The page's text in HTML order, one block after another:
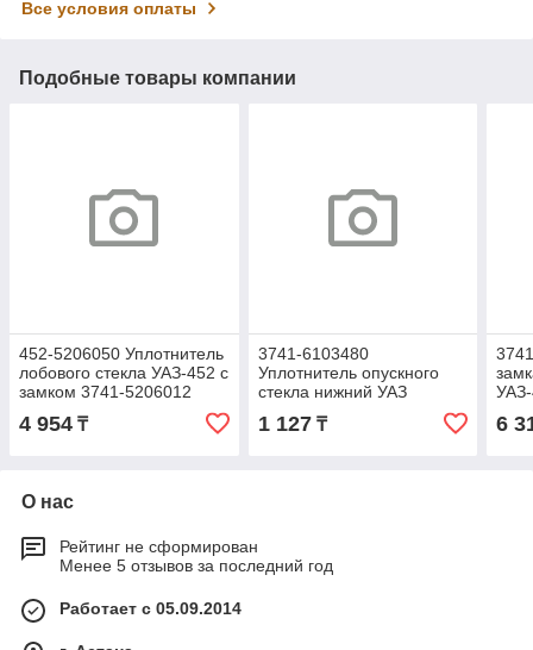
Все условия оплаты
Подобные товары компании
452-5206050 Уплотнитель
лобового стекла УАЗ-452 с
замком 3741-5206012
4 954 ₸
3741-6103480
Уплотнитель опускного
стекла нижний УАЗ
1 127₸ 6
О нас
Рейтинг не сформирован
Менее 5 отзывов за последний год
Работает с 05.09.2014